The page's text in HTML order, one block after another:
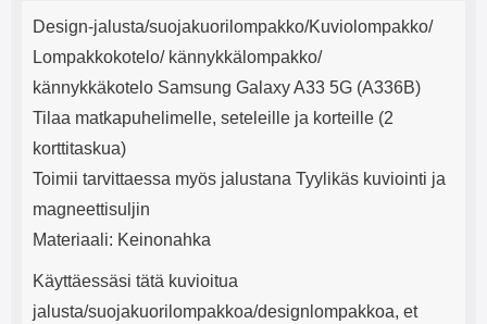
Max Output: USB: DC5V/3.0A
(15W) 9V/2.0A (18W) 12V/1.5
(18W) Type-C: 5V/3A (PD15W)
9V/2.22A (PD20W)
12V/1.67A(PD20W) Total Effekt:
Väri: Valkoinen
Tuotekuvaus
Design-jalusta/suojakuorilompakko/Kuviolompakko/
Lompakkokotelo/ kännykkälompakko/
kännykkäkotelo Samsung Galaxy A33 5G (A336B)
Tilaa matkapuhelimelle, seteleille ja korteille (2
korttitaskua)
Toimii tarvittaessa myös jalustana Tyylikäs kuviointi ja
magneettisuljin
Materiaali: Keinonahka
Käyttäessäsi tätä kuvioitua
jalusta/suojakuorilompakkoa/designlompakkoa, et